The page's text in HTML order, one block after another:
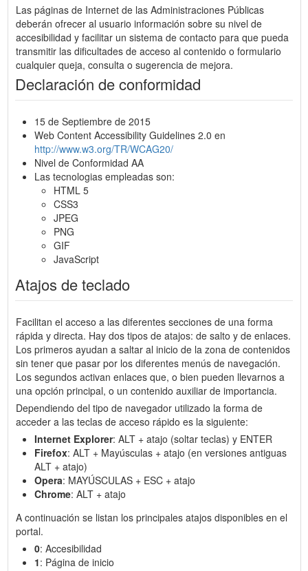
Las páginas de Internet de las Administraciones Públicas
deberán ofrecer al usuario información sobre su nivel de
accesibilidad y facilitar un sistema de contacto para que pueda
transmitir las dificultades de acceso al contenido o formulario
cualquier queja, consulta o sugerencia de mejora.
Declaración de conformidad
15 de Septiembre de 2015
Web Content Accessibility Guidelines 2.0 en
http://www.w3.org/TR/WCAG20/
Nivel de Conformidad AA
Las tecnologias empleadas son:
HTML 5
CSS3
JPEG
PNG
GIF
JavaScript
Atajos de teclado
Facilitan el acceso a las diferentes secciones de una forma
rápida y directa. Hay dos tipos de atajos: de salto y de enlaces.
Los primeros ayudan a saltar al inicio de la zona de contenidos
sin tener que pasar por los diferentes menús de navegación.
Los segundos activan enlaces que, o bien pueden llevarnos a
una opción principal, o un contenido auxiliar de importancia.
Dependiendo del tipo de navegador utilizado la forma de
acceder a las teclas de acceso rápido es la siguiente:
Internet Explorer: ALT + atajo (soltar teclas) y ENTER
Firefox: ALT + Mayúsculas + atajo (en versiones antiguas
ALT + atajo)
Opera: MAYÚSCULAS + ESC + atajo
Chrome: ALT + atajo
A continuación se listan los principales atajos disponibles en el
portal.
0: Accesibilidad
1: Página de inicio